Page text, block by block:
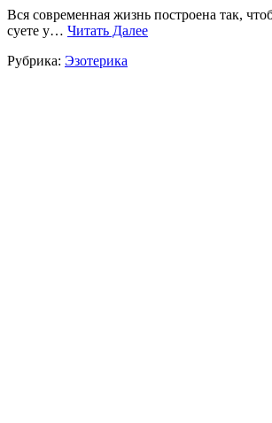
Вся современная жизнь построена так,
суете у… Читать Далее
Рубрика: Эзотерика